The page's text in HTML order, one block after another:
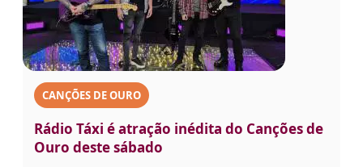
CANÇÕES DE OURO
Rádio Táxi é atração inédita do Canções de
Ouro deste sábado